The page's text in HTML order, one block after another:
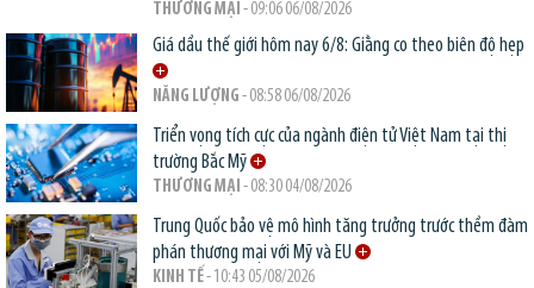
THƯƠNG MẠI - 09:06 06/08/2026
Giá dầu thế giới hôm nay 6/8: Giằng co theo biên độ hẹp
NĂNG LƯỢNG - 08:58 06/08/2026
Triển vọng tích cực của ngành điện tử Việt Nam tại thị
trường Bắc Mỹ
THƯƠNG MẠI - 08:30 04/08/2026
Trung Quốc bảo vệ mô hình tăng trưởng trước thềm đàm
phán thương mại với Mỹ và EU
KINH TẾ- 10:43 05/08/2026